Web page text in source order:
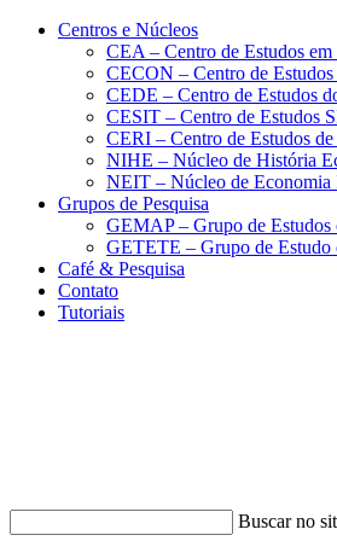
Conteúdo principal Menu principal
Centros e Núcleos
CEA – Centro de Estudos
CECON – Centro de
CEDE – Centro de Estudos
CESIT – Centro de Estudos
CERI – Centro de Estudos
NIHE – Núcleo de História
NEIT – Núcleo de Economia
Grupos de Pesquisa
GEMAP – Grupo de
GETETE – Grupo de Estudo
Café & Pesquisa
Contato
Tutoriais
Buscar no